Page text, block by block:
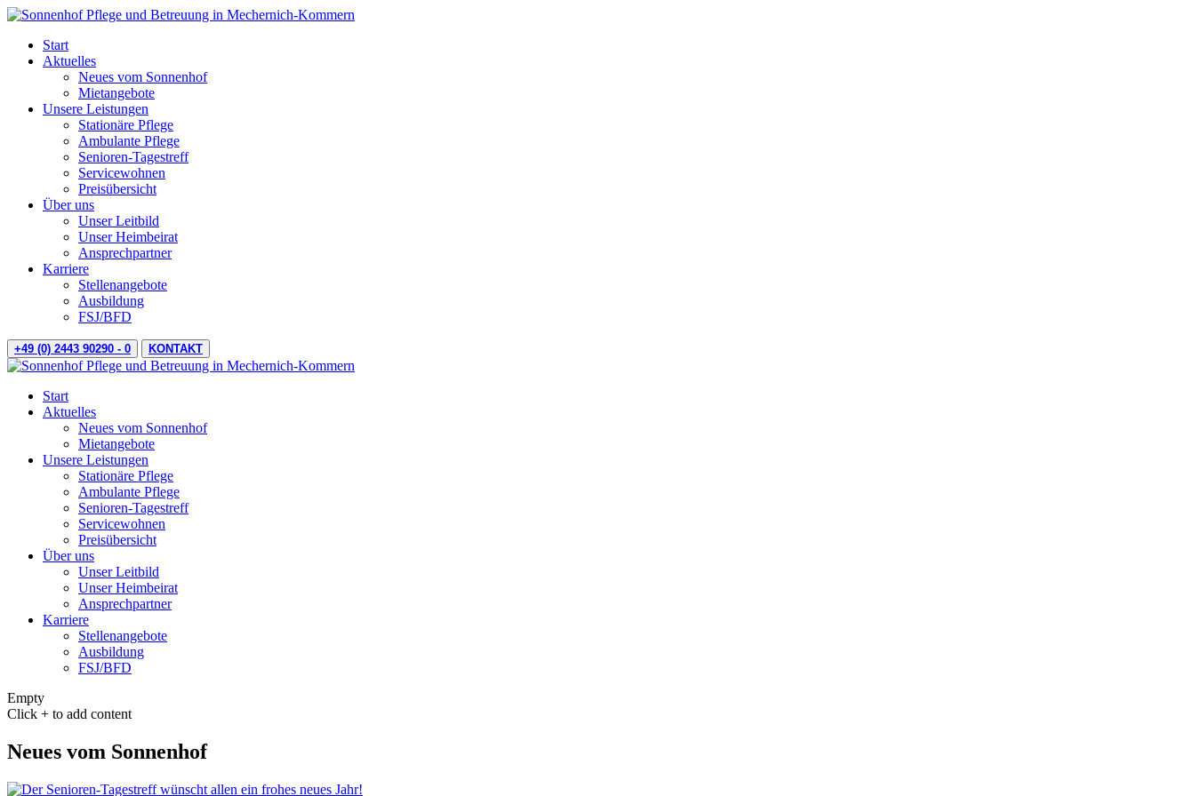
Start
Aktuelles
Neues vom Sonnenhof
Mietangebote
Unsere Leistungen
Stationäre Pflege
Ambulante Pflege
Senioren-Tagestreff
Servicewohnen
Preisübersicht
Über uns
Unser Leitbild
Unser Heimbeirat
Ansprechpartner
Karriere
Stellenangebote
Ausbildung
FSJ/BFD
+49 (0) 2443 90290 - 0 KONTAKT
Start
Aktuelles
Neues vom Sonnenhof
Mietangebote
Unsere Leistungen
Stationäre Pflege
Ambulante Pflege
Senioren-Tagestreff
Servicewohnen
Preisübersicht
Über uns
Unser Leitbild
Unser Heimbeirat
Ansprechpartner
Karriere
Stellenangebote
Ausbildung
FSJ/BFD
Empty
Click + to add content
Neues vom Sonnenhof